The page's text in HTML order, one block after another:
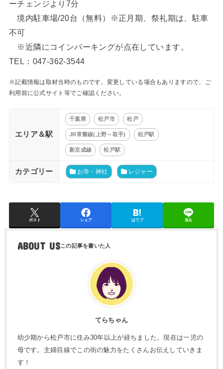
ーチェンジより7分
境内駐車場/20台（無料）※正月期、祭礼期は、駐車
不可
※近隣にコインパーキングが点在しています。
TEL：047-362-3544
※記載情報は取材当時のものです。変更している場合もありますので、ご
利用前に公式サイト等でご確認ください。
エリア＆駅
千葉県 松戸市 松戸
JR常磐線(上野～取手) 松戸駅
新京成線 松戸駅
カテゴリー お寺・神社 レジャー
ポスト シェア はてブ 送る
ABOUT US
てらちゃん
幼少期から松戸市に住み30年以上が経ちました。現在は一児の
母です。主婦目線でこの街の魅力をたくさんお伝えしていきま
す！